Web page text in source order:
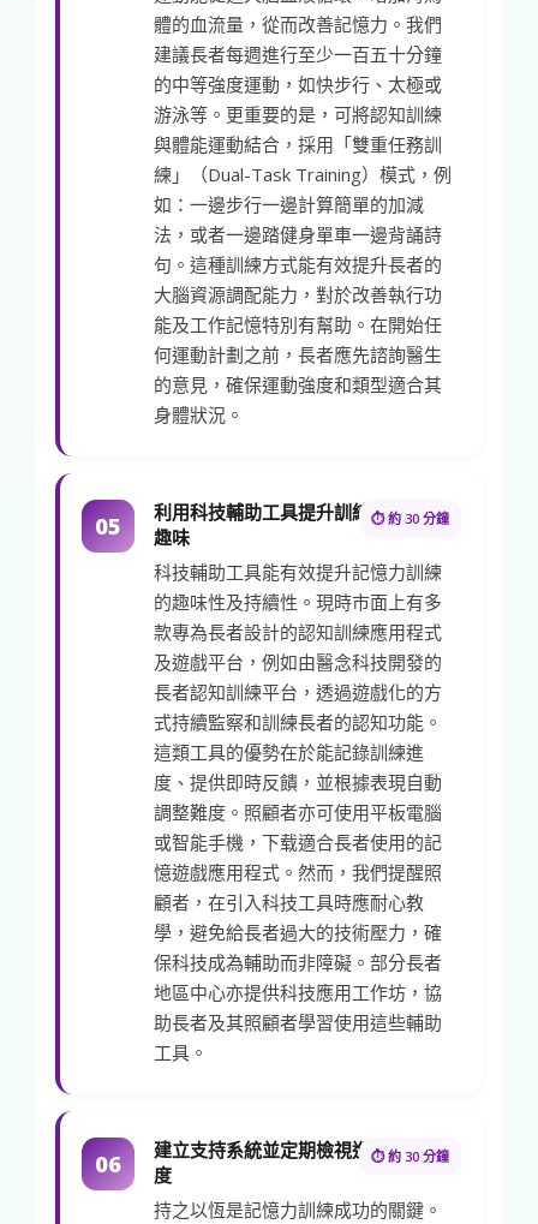
體的血流量，從而改善記憶力。我們
建議長者每週進行至少一百五十分鐘
的中等強度運動，如快步行、太極或
游泳等。更重要的是，可將認知訓練
與體能運動結合，採用「雙重任務訓
練」（Dual-Task Training）模式，例
如：一邊步行一邊計算簡單的加減
法，或者一邊踏健身單車一邊背誦詩
句。這種訓練方式能有效提升長者的
大腦資源調配能力，對於改善執行功
能及工作記憶特別有幫助。在開始任
何運動計劃之前，長者應先諮詢醫生
的意見，確保運動強度和類型適合其
身體狀況。
05 ⏱ 約 30 分鐘
利用科技輔助工具提升訓練
趣味
科技輔助工具能有效提升記憶力訓練
的趣味性及持續性。現時市面上有多
款專為長者設計的認知訓練應用程式
及遊戲平台，例如由醫念科技開發的
長者認知訓練平台，透過遊戲化的方
式持續監察和訓練長者的認知功能。
這類工具的優勢在於能記錄訓練進
度、提供即時反饋，並根據表現自動
調整難度。照顧者亦可使用平板電腦
或智能手機，下载適合長者使用的記
憶遊戲應用程式。然而，我們提醒照
顧者，在引入科技工具時應耐心教
學，避免給長者過大的技術壓力，確
保科技成為輔助而非障礙。部分長者
地區中心亦提供科技應用工作坊，協
助長者及其照顧者學習使用這些輔助
工具。
06 ⏱ 約 30 分鐘
建立支持系統並定期檢視進
度
持之以恆是記憶力訓練成功的關鍵。